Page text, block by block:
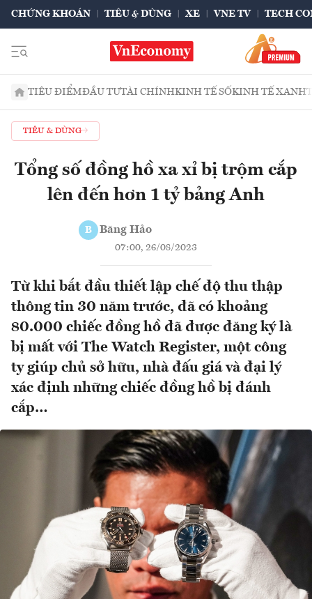
CHỨNG KHOÁN TIÊU & DÙNG XE VNE TV TECH
TIÊU ĐIỂMĐẦU TƯTÀI CHÍNHKINH TẾ SỐKINH TẾ XANH
TIÊU & DÙNG
Tổng số đồng hồ xa xỉ bị trộm cắp
lên đến hơn 1 tỷ bảng Anh
B Băng Hảo
07:00, 26/08/2023
Từ khi bắt đầu thiết lập chế độ thu thập
thông tin 30 năm trước, đã có khoảng
80.000 chiếc đồng hồ đã được đăng ký là
bị mất với The Watch Register, một công
ty giúp chủ sở hữu, nhà đấu giá và đại lý
xác định những chiếc đồng hồ bị đánh
cắp…